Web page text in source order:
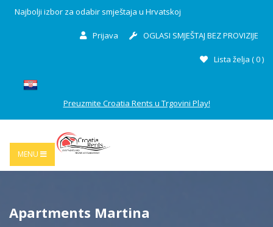
Najbolji izbor za odabir smještaja u Hrvatskoj
Prijava OGLASI SMJEŠTAJ BEZ PROVIZIJE
Lista želja (0)
Preuzmite Croatia Rents u Trgovini Play!
MENU
Apartments Martina